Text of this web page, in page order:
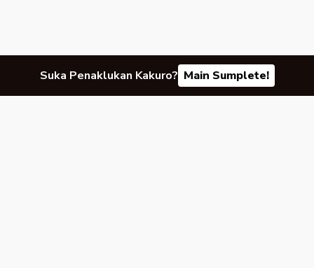
Suka Penaklukan Kakuro? Main Sumplete!